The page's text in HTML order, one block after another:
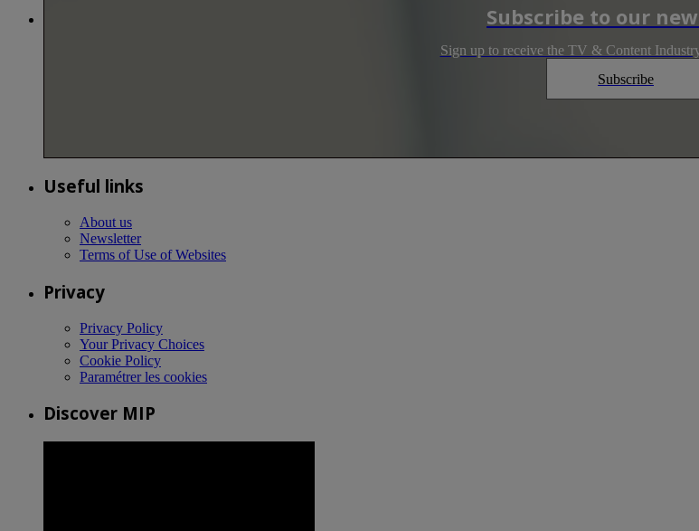
Subscribe to our
Sign up to receive the TV & Content
Subscribe
Useful links
About us
Newsletter
Terms of Use of Websites
Privacy
Privacy Policy
Your Privacy Choices
Cookie Policy
Paramétrer les cookies
Discover MIP